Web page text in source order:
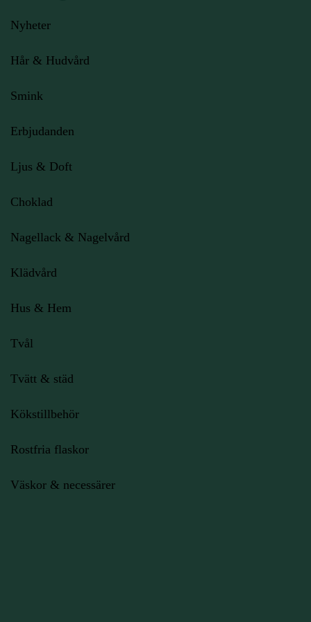
Nyheter
Hår & Hudvård
Smink
Erbjudanden
Ljus & Doft
Choklad
Nagellack & Nagelvård
Klädvård
Hus & Hem
Tvål
Tvätt & städ
Kökstillbehör
Rostfria flaskor
Väskor & necessärer